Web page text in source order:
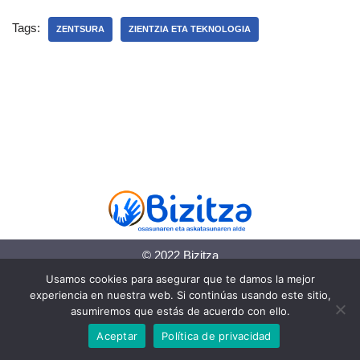
Tags: ZENTSURA ZIENTZIA ETA TEKNOLOGIA
© 2022 Bizitza
Lege-informazioa
Pribatutasun politika
Usamos cookies para asegurar que te damos la mejor
experiencia en nuestra web. Si continúas usando este sitio,
asumiremos que estás de acuerdo con ello.
Aceptar
Política de privacidad